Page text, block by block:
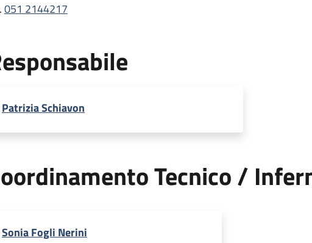
051 2144217
Patrizia Schiavon
Tecnico /
Sonia Fogli Nerini